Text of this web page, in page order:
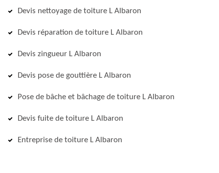
Devis nettoyage de toiture L Albaron
Devis réparation de toiture L Albaron
Devis zingueur L Albaron
Devis pose de gouttière L Albaron
Pose de bâche et bâchage de toiture L Albaron
Devis fuite de toiture L Albaron
Entreprise de toiture L Albaron